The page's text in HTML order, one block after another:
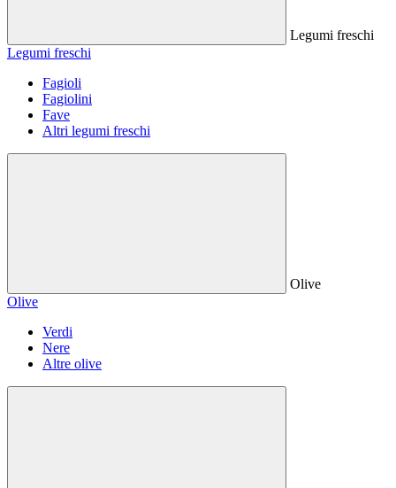
Legumi freschi
Legumi freschi
Fagioli
Fagiolini
Fave
Altri legumi freschi
Olive
Olive
Verdi
Nere
Altre olive